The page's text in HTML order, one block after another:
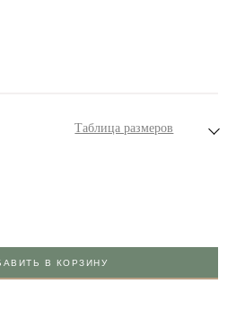
Таблица размеров
В КОРЗИНУ